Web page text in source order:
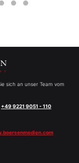
sich an unser Team vom
+49 9221 9051 - 110